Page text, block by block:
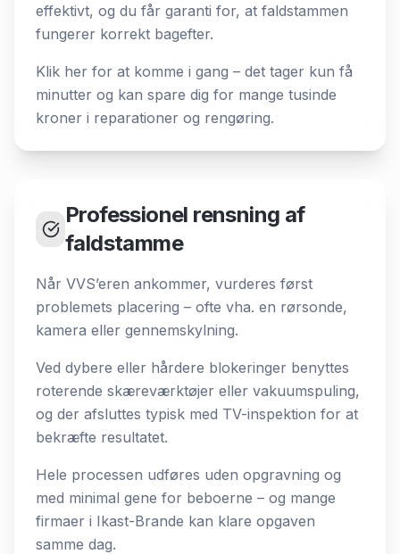
effektivt, og du får garanti for, at faldstammen
fungerer korrekt bagefter.
Klik her for at komme i gang – det tager kun få
minutter og kan spare dig for mange tusinde
kroner i reparationer og rengøring.
Professionel rensning af
faldstamme
Når VVS’eren ankommer, vurderes først
problemets placering – ofte vha. en rørsonde,
kamera eller gennemskylning.
Ved dybere eller hårdere blokeringer benyttes
roterende skæreværktøjer eller vakuumspuling,
og der afsluttes typisk med TV-inspektion for at
bekræfte resultatet.
Hele processen udføres uden opgravning og
med minimal gene for beboerne – og mange
firmaer i Ikast-Brande kan klare opgaven
samme dag.